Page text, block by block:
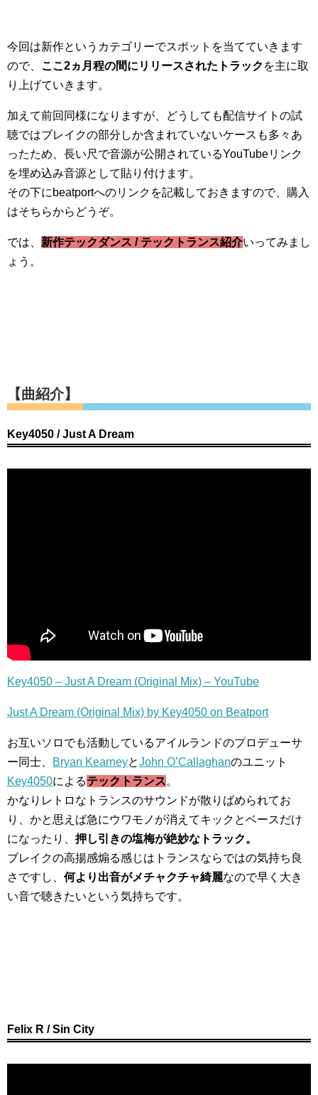
今回は新作というカテゴリーでスポットを当てていきます
ので、 ここ2ヵ月程の間にリリースされたトラック を主に取
り上げていきます。
加えて前回同様になりますが、どうしても配信サイトの試
聴ではブレイクの部分しか含まれていないケースも多々あ
ったため、長い尺で音源が公開されているYouTubeリンク
を埋め込み音源として貼り付けます。
その下にbeatportへのリンクを記載しておきますので、購入
はそちらからどうぞ。
では、 新作テックダンス / テックトランス紹介いってみまし
ょう。
【曲紹介】
Key4050 / Just A Dream
Key4050 – Just A Dream (Original Mix) – YouTube
Just A Dream (Original Mix) by Key4050 on Beatport
お互いソロでも活動しているアイルランドのプロデューサ
ー同士、
Bryan KearneyとJohn O’Callaghanのユニット
Key4050によるテックトランス。
かなりレトロなトランスのサウンドが散りばめられてお
り、かと思えば急にウワモノが消えてキックとベースだけ
になったり、 押し引きの塩梅が絶妙なトラック。
ブレイクの高揚感煽る感じはトランスならではの気持ち良
さですし、 何より出音がメチャクチャ綺麗なので早く大き
い音で聴きたいという気持ちです。
Felix R / Sin City